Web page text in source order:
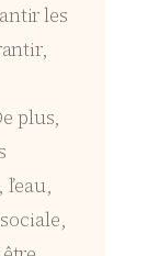
les
plus,